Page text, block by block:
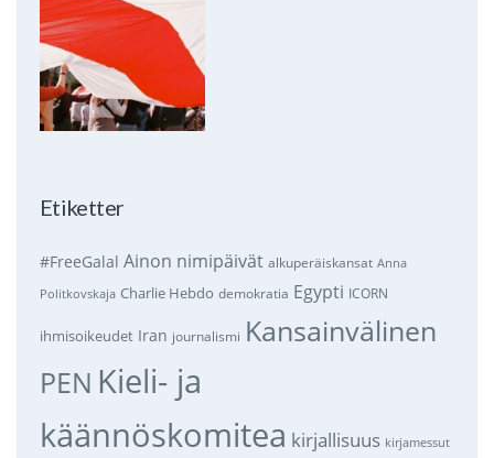
Etiketter
#FreeGalal Ainon nimipäivät alkuperäiskansat Anna
Politkovskaja Charlie Hebdo demokratia Egypti ICORN
ihmisoikeudet Iran journalismi Kansainvälinen
PEN Kieli- ja
käännöskomitea kirjallisuus kirjamessut